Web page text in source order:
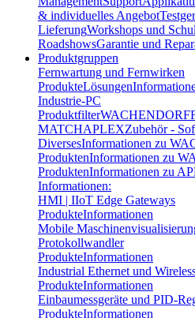
& individuelles Angebot
LieferungWorkshops und
RoadshowsGarantie und
Produktgruppen
Fernwartung und Fernwirken
ProdukteLösungen
Industrie-PC
Produktfilter
MATCHAPLEXZubehör -
DiversesInformationen zu
ProduktenInformationen zu
ProduktenInformationen zu
Informationen:
HMI | IIoT Edge Gateways
ProdukteInformationen
Mobile
Protokollwandler
ProdukteInformationen
Industrial Ethernet und
ProdukteInformationen
Einbaumessgeräte und PID-
ProdukteInformationen